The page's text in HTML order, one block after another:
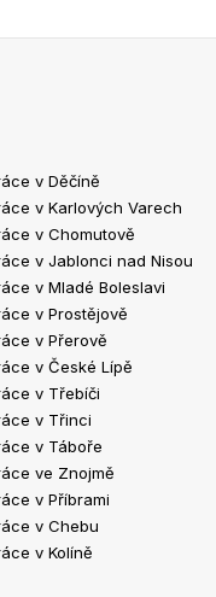
v Děčíně
v Karlových Varech
v Chomutově
v Jablonci nad Nisou
v Mladé Boleslavi
v Prostějově
v Přerově
v České Lípě
v Třebíči
v Třinci
v Táboře
ve Znojmě
v Příbrami
v Chebu
v Kolíně